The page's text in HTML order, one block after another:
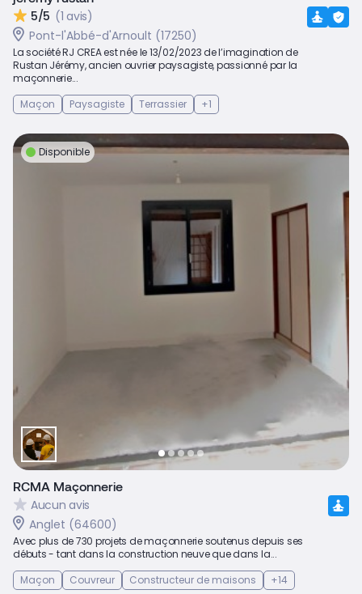
5/5 (1 avis)
Pont-l'Abbé-d'Arnoult (17250)
La société RJ CREA est née le 13/02/2023 de l’imagination de
Rustan Jérémy, ancien ouvrier paysagiste, passionné par la
maçonnerie...
Maçon
Paysagiste Terrassier +1
Disponible
RCMA Maçonnerie
Aucun avis
Anglet (64600)
Avec plus de 730 projets de maçonnerie soutenus depuis ses
débuts - tant dans la construction neuve que dans la...
Maçon
Couvreur Constructeur de maisons +14